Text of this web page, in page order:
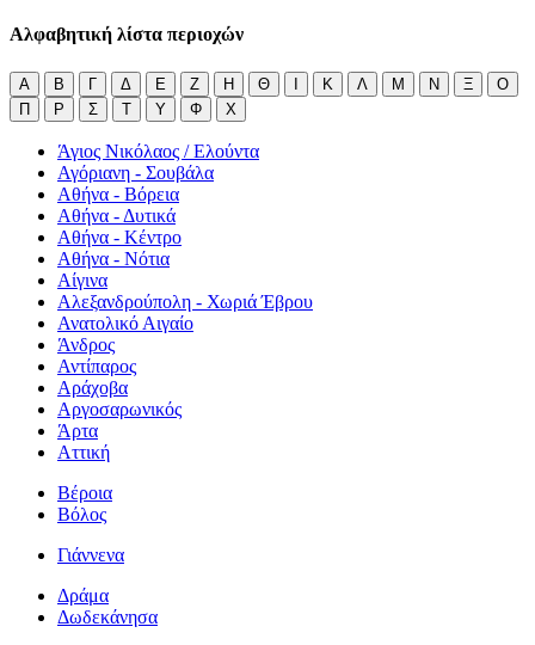
Αλφαβητική λίστα περιοχών
Α Β Γ Δ Ε Ζ Η Θ Ι Κ Λ Μ Ν Ξ
Ο
Π
Ρ Σ Τ Υ Φ Χ
Άγιος Νικόλαος / Ελούντα
Αγόριανη - Σουβάλα
Αθήνα - Βόρεια
Αθήνα - Δυτικά
Αθήνα - Κέντρο
Αθήνα - Νότια
Αίγινα
Αλεξανδρούπολη - Χωριά Έβρου
Ανατολικό Αιγαίο
Άνδρος
Αντίπαρος
Αράχοβα
Αργοσαρωνικός
Άρτα
Αττική
Βέροια
Βόλος
Γιάννενα
Δράμα
Δωδεκάνησα